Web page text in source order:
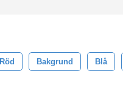
Röd Bakgrund Blå